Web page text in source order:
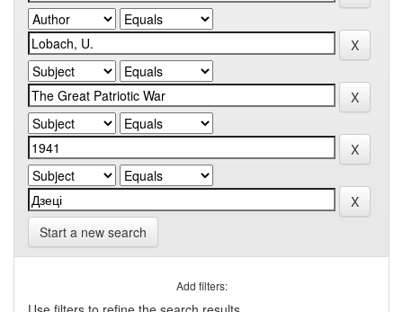
Start a new search
Add filters: